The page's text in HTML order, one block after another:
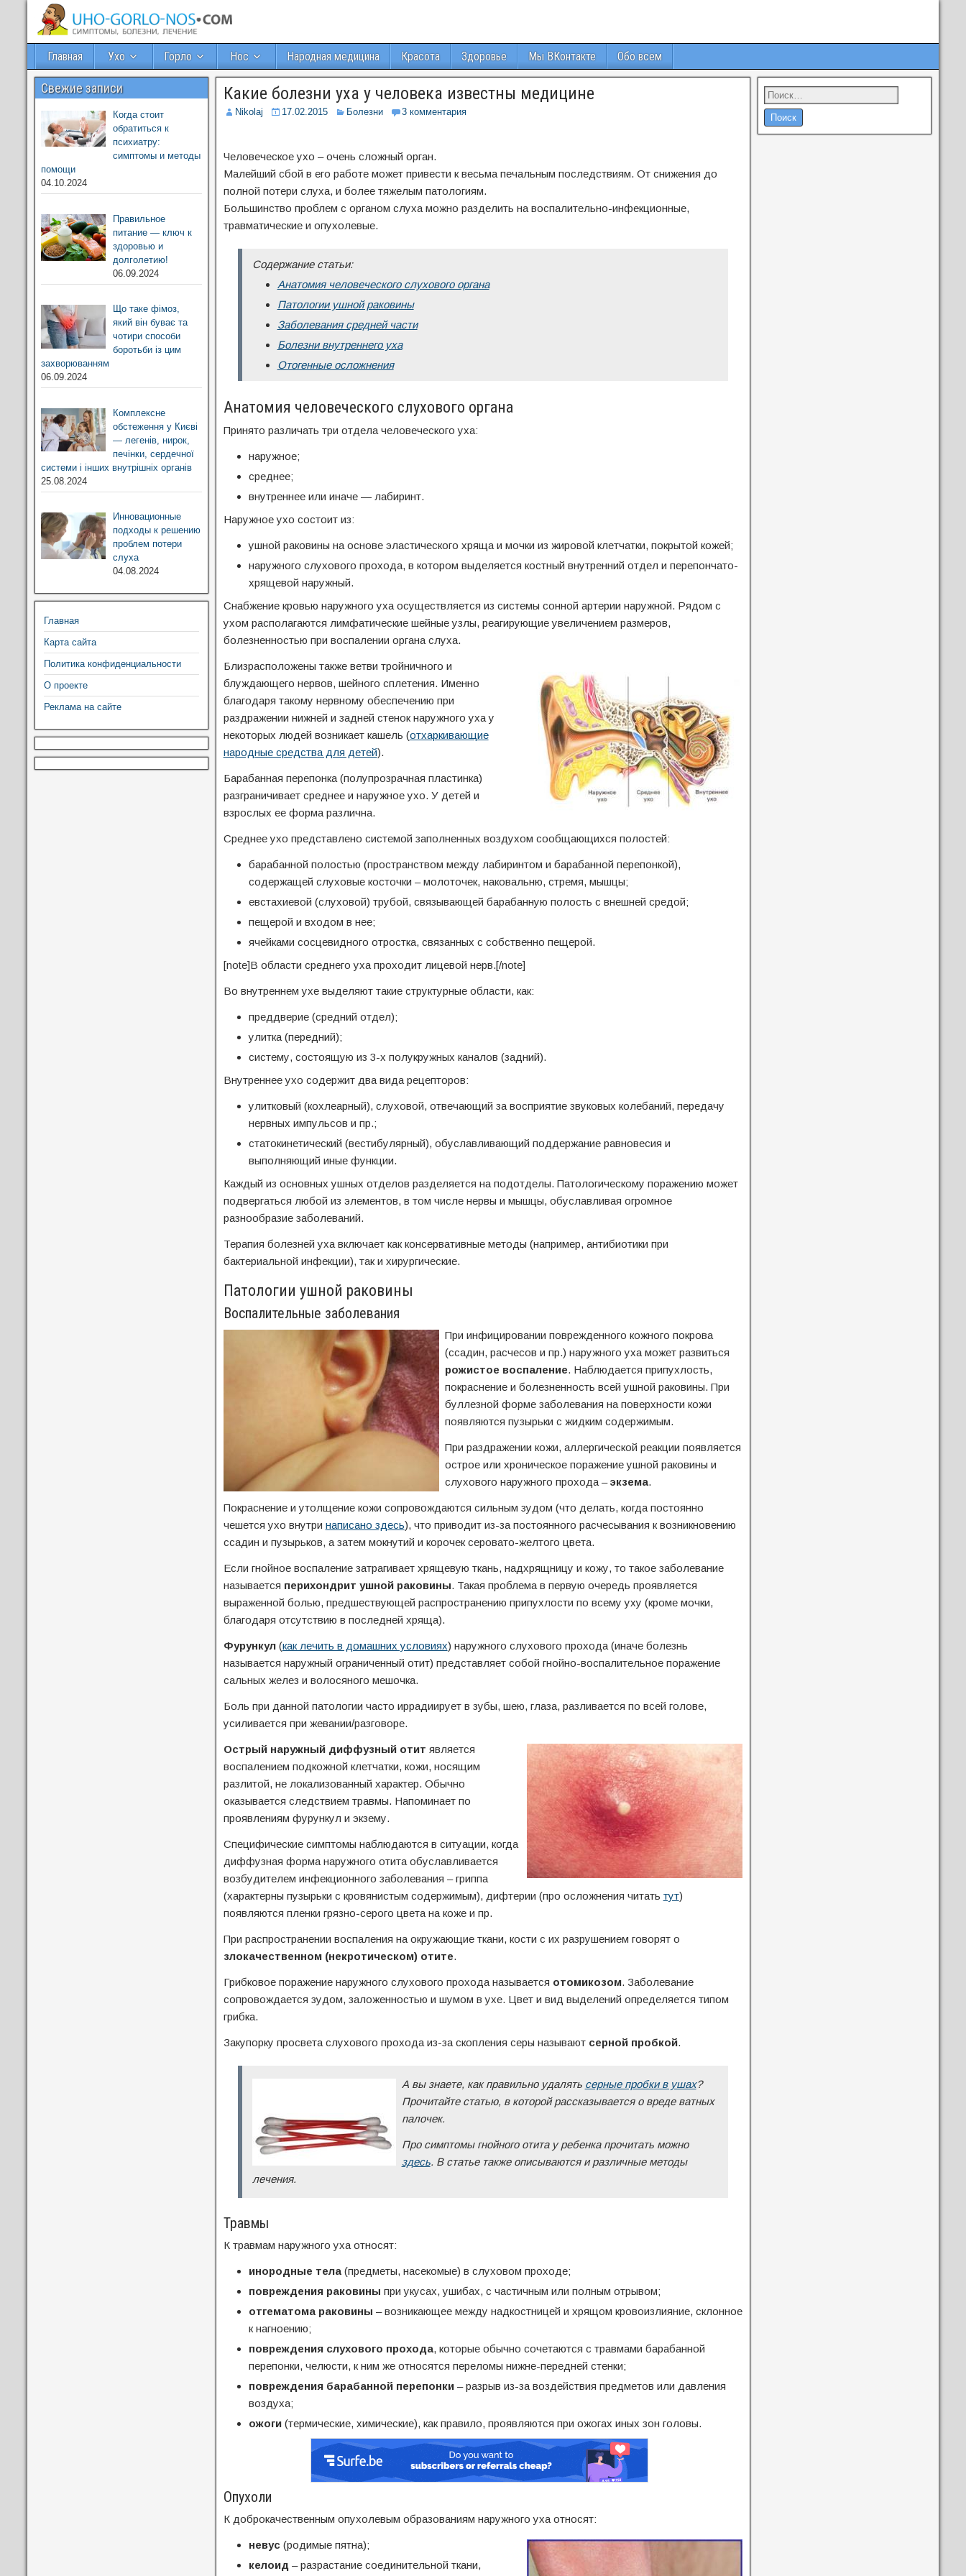
Главная Ухо Горло Нос Народная медицина Красота Здоровье Мы ВКонтакте Обо всем
Какие болезни уха у человека известны медицине
Nikolaj 17.02.2015 Болезни 3 комментария
Человеческое ухо – очень сложный орган.
Малейший сбой в его работе может привести к весьма печальным последствиям. От снижения до
полной потери слуха, и более тяжелым патологиям.
Большинство проблем с органом слуха можно разделить на воспалительно-инфекционные,
травматические и опухолевые.
Содержание статьи:
Анатомия человеческого слухового органа
Патологии ушной раковины
Заболевания средней части
Болезни внутреннего уха
Отогенные осложнения
Анатомия человеческого слухового органа
Принято различать три отдела человеческого уха:
наружное;
среднее;
внутреннее или иначе — лабиринт.
Наружное ухо состоит из:
ушной раковины на основе эластического хряща и мочки из жировой клетчатки, покрытой кожей;
наружного слухового прохода, в котором выделяется костный внутренний отдел и перепончато-
хрящевой наружный.
Снабжение кровью наружного уха осуществляется из системы сонной артерии наружной. Рядом с
ухом располагаются лимфатические шейные узлы, реагирующие увеличением размеров,
болезненностью при воспалении органа слуха.
Близрасположены также ветви тройничного и
блуждающего нервов, шейного сплетения. Именно
благодаря такому нервному обеспечению при
раздражении нижней и задней стенок наружного уха у
некоторых людей возникает кашель (отхаркивающие
народные средства для детей).
Барабанная перепонка (полупрозрачная пластинка)
разграничивает среднее и наружное ухо. У детей и
взрослых ее форма различна.
Среднее ухо представлено системой заполненных воздухом сообщающихся полостей:
барабанной полостью (пространством между лабиринтом и барабанной перепонкой),
содержащей слуховые косточки – молоточек, наковальню, стремя, мышцы;
евстахиевой (слуховой) трубой, связывающей барабанную полость с внешней средой;
пещерой и входом в нее;
ячейками сосцевидного отростка, связанных с собственно пещерой.
[note]В области среднего уха проходит лицевой нерв.[/note]
Во внутреннем ухе выделяют такие структурные области, как:
преддверие (средний отдел);
улитка (передний);
систему, состоящую из 3-х полукружных каналов (задний).
Внутреннее ухо содержит два вида рецепторов:
улитковый (кохлеарный), слуховой, отвечающий за восприятие звуковых колебаний, передачу
нервных импульсов и пр.;
статокинетический (вестибулярный), обуславливающий поддержание равновесия и
выполняющий иные функции.
Каждый из основных ушных отделов разделяется на подотделы. Патологическому поражению может
подвергаться любой из элементов, в том числе нервы и мышцы, обуславливая огромное
разнообразие заболеваний.
Терапия болезней уха включает как консервативные методы (например, антибиотики при
бактериальной инфекции), так и хирургические.
Патологии ушной раковины
Воспалительные заболевания
При инфицировании поврежденного кожного покрова
(ссадин, расчесов и пр.) наружного уха может развиться
рожистое воспаление. Наблюдается припухлость,
покраснение и болезненность всей ушной раковины. При
буллезной форме заболевания на поверхности кожи
появляются пузырьки с жидким содержимым.
При раздражении кожи, аллергической реакции появляется
острое или хроническое поражение ушной раковины и
слухового наружного прохода –экзема.
Покраснение и утолщение кожи сопровождаются сильным зудом (что делать, когда постоянно
чешется ухо внутри написано здесь), что приводит из-за постоянного расчесывания к возникновению
ссадин и пузырьков, а затем мокнутий и корочек серовато-желтого цвета.
Если гнойное воспаление затрагивает хрящевую ткань, надхрящницу и кожу, то такое заболевание
называется перихондрит ушной раковины. Такая проблема в первую очередь проявляется
выраженной болью, предшествующей распространению припухлости по всему уху (кроме мочки,
благодаря отсутствию в последней хряща).
Фурункул(как лечить в домашних условиях) наружного слухового прохода (иначе болезнь
называется наружный ограниченный отит) представляет собой гнойно-воспалительное поражение
сальных желез и волосяного мешочка.
Боль при данной патологии часто иррадиирует в зубы, шею, глаза, разливается по всей голове,
усиливается при жевании/разговоре.
Острый наружный диффузный отит является
воспалением подкожной клетчатки, кожи, носящим
разлитой, не локализованный характер. Обычно
оказывается следствием травмы. Напоминает по
проявлениям фурункул и экзему.
Специфические симптомы наблюдаются в ситуации, когда
диффузная форма наружного отита обуславливается
возбудителем инфекционного заболевания – гриппа
(характерны пузырьки с кровянистым содержимым), дифтерии (про осложнения читать тут)
появляются пленки грязно-серого цвета на коже и пр.
При распространении воспаления на окружающие ткани, кости с их разрушением говорят о
злокачественном (некротическом) отите.
Грибковое поражение наружного слухового прохода называется отомикозом. Заболевание
сопровождается зудом, заложенностью и шумом в ухе. Цвет и вид выделений определяется типом
грибка.
Закупорку просвета слухового прохода из-за скопления серы называют серной пробкой.
А вы знаете, как правильно удалять серные пробки в ушах?
Прочитайте статью, в которой рассказывается о вреде ватных
палочек.
Про симптомы гнойного отита у ребенка прочитать можно
здесь. В статье также описываются и различные методы
лечения.
Травмы
К травмам наружного уха относят:
инородные тела(предметы, насекомые) в слуховом проходе;
повреждения раковины при укусах, ушибах, с частичным или полным отрывом;
отгематома раковины – возникающее между надкостницей и хрящом кровоизлияние, склонное
к нагноению;
повреждения слухового прохода, которые обычно сочетаются с травмами барабанной
перепонки, челюсти, к ним же относятся переломы нижне-передней стенки;
повреждения барабанной перепонки– разрыв из-за воздействия предметов или давления
воздуха;
ожоги(термические, химические), как правило, проявляются при ожогах иных зон головы.
Опухоли
К доброкачественным опухолевым образованиям наружного уха относят:
невус(родимые пятна);
келоид – разрастание соединительной ткани,
Свежие записи
Когда стоит
обратиться к
психиатру:
симптомы и методы
помощи
04.10.2024
Правильное
питание — ключ к
здоровью и
долголетию!
06.09.2024
Що таке фімоз,
який він буває та
чотири способи
боротьби із цим
захворюванням
06.09.2024
Комплексне
обстеження у Києві
— легенів, нирок,
печінки, сердечної
системи і інших внутрішніх органів
25.08.2024
Инновационные
подходы к решению
проблем потери
слуха
04.08.2024
Главная
Карта сайта
Политика конфиденциальности
О проекте
Реклама на сайте